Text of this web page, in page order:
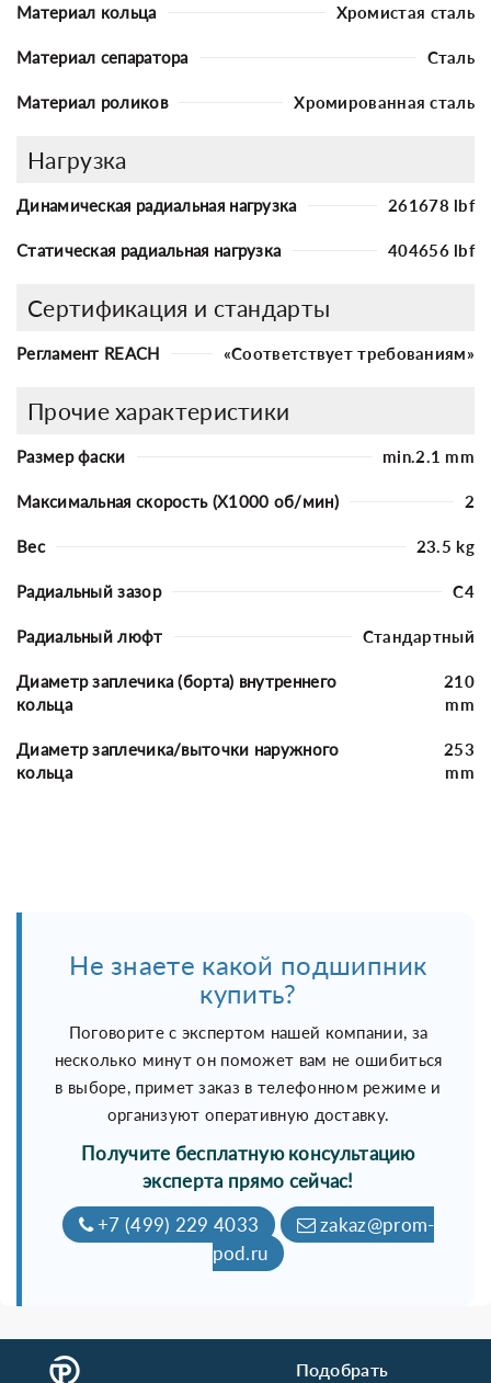
Материал кольца Хромистая сталь
Материал сепаратора Сталь
Материал роликов Хромированная сталь
Нагрузка
Динамическая радиальная нагрузка 261678 lbf
Статическая радиальная нагрузка 404656 lbf
Сертификация и стандарты
Регламент REACH «Соответствует требованиям»
Прочие характеристики
Размер фаски min.2.1 mm
Максимальная скорость (X1000 об/мин) 2
Вес 23.5 kg
Радиальный зазор C4
Радиальный люфт Стандартный
Диаметр заплечика (борта) внутреннего
кольца
210
mm
Диаметр заплечика/выточки наружного
кольца
253
mm
Не знаете какой подшипник
купить?
Поговорите с экспертом нашей компании, за
несколько минут он поможет вам не ошибиться
в выборе, примет заказ в телефонном режиме и
организуют оперативную доставку.
Получите бесплатную консультацию
эксперта прямо сейчас!
+7 (499) 229 4033
zakaz@prom-
pod.ru
Подобрать